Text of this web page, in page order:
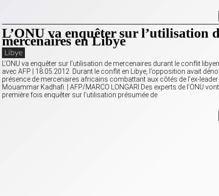
L’ONU va enquêter sur l’utilisation
mercenaires en Libye
Libye
L’ONU va enquêter sur l’utilisation de mercenaires durant le conflit
avec AFP | 18.05.2012 Durant le conflit en Libye, l’opposition avait
présence de mercenaires africains combattant aux côtés de l’ex-
Mouammar Kadhafi. | AFP/MARCO LONGARI Des experts de l’ONU
première fois enquêter sur l’utilisation présumée de